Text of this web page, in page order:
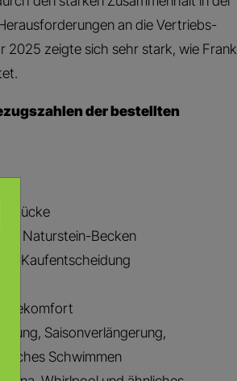
an die Vertriebs-
2025 zeigte sich sehr stark, wie Frank
der bestellten
Naturstein-Becken
Kaufentscheidung
Saisonverlängerung,
Schwimmen